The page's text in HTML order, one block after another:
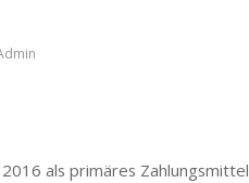
2016 als primäres Zahlungsmittel